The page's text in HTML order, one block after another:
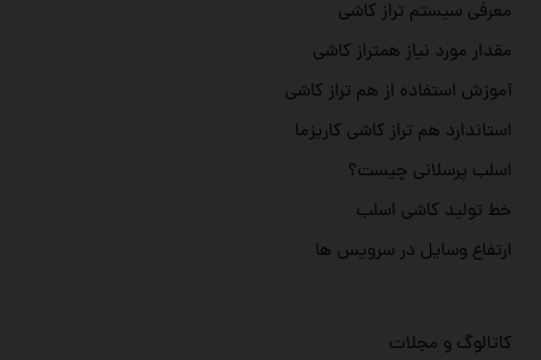
کاتالوگ و مجلات
معرفی سیستم تراز کاشی
مقدار مورد نیاز همتراز کاشی
آموزش استفاده از هم تراز کاشی
استاندارد هم تراز کاشی کاریزما
اسلب پرسلانی چیست؟
خط تولید کاشی اسلب
ارتفاع وسایل در سرویس ها